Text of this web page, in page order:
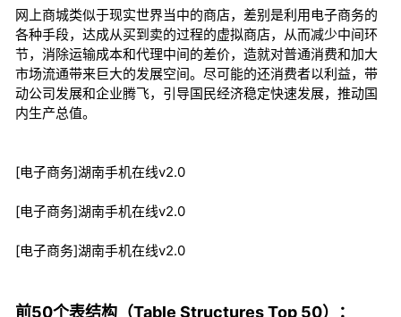
网上商城类似于现实世界当中的商店，差别是利用电子商务的
各种手段，达成从买到卖的过程的虚拟商店，从而减少中间环
节，消除运输成本和代理中间的差价，造就对普通消费和加大
市场流通带来巨大的发展空间。尽可能的还消费者以利益，带
动公司发展和企业腾飞，引导国民经济稳定快速发展，推动国
内生产总值。
[电子商务]湖南手机在线v2.0
[电子商务]湖南手机在线v2.0
[电子商务]湖南手机在线v2.0
前50个表结构（Table Structures Top 50）：